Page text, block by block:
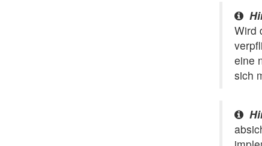
Wird
eine
sich